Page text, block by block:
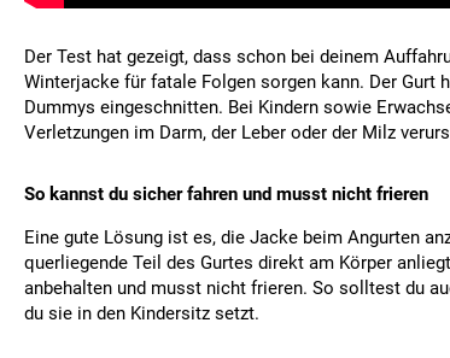
Der Test hat gezeigt, dass schon bei deinem
Winterjacke für fatale Folgen sorgen kann. Der Gurt
Dummys eingeschnitten. Bei Kindern sowie
Verletzungen im Darm, der Leber oder der Milz
So kannst du sicher fahren und musst nicht frieren
Eine gute Lösung ist es, die Jacke beim Angurten
querliegende Teil des Gurtes direkt am Körper
anbehalten und musst nicht frieren. So solltest du
du sie in den Kindersitz setzt.